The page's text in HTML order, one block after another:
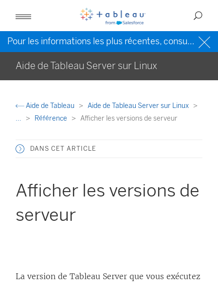
Pour les informations les plus récentes, consultez l’
Aide de Tableau Server sur Linux
Aide de Tableau
Aide de Tableau Server sur Linux
...
Référence Afficher les versions de serveur
DANS CET ARTICLE
Afficher les versions de
serveur
La version de Tableau Server que vous exécutez